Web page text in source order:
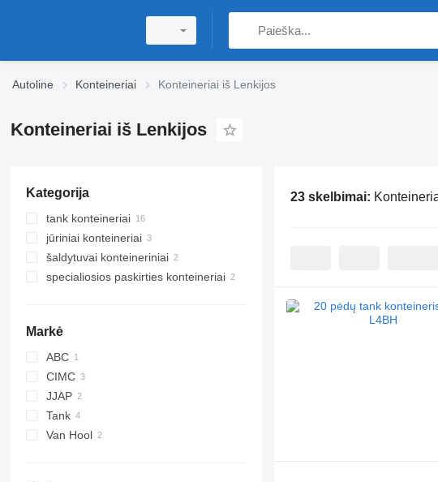
Autoline Konteineriai Konteineriai iš Lenkijos
Konteineriai iš Lenkijos
Kategorija
tank konteineriai
20 pėdų tank konteineriai
30 pėdų tank konteineriai
jūriniai konteineriai
45 pėdų konteineriai
40 pėdų konteineriai
šaldytuvai konteineriniai
7 pėdų konteineriai-šaldytuvai
specialiosios paskirties konteineriai
Markė
ABC
CIMC
JJAP
Tank
Van Hool
23 skelbimai: